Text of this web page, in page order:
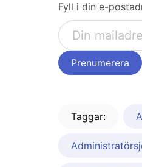
Fyll i din e-
Taggar: